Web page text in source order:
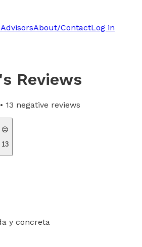
About/ContactLog in
Reviews
13 negative reviews
😐
13
y concreta